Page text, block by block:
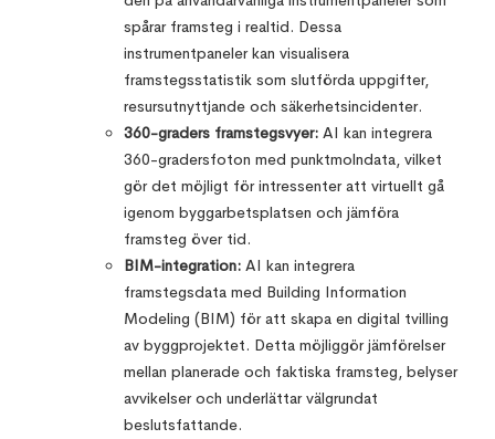
spårar framsteg i realtid. Dessa
instrumentpaneler kan visualisera
framstegsstatistik som slutförda uppgifter,
resursutnyttjande och säkerhetsincidenter.
360-graders framstegsvyer: AI kan integrera
360-gradersfoton med punktmolndata, vilket
gör det möjligt för intressenter att virtuellt gå
igenom byggarbetsplatsen och jämföra
framsteg över tid.
BIM-integration: AI kan integrera
framstegsdata med Building Information
Modeling (BIM) för att skapa en digital tvilling
av byggprojektet. Detta möjliggör jämförelser
mellan planerade och faktiska framsteg, belyser
avvikelser och underlättar välgrundat
beslutsfattande.